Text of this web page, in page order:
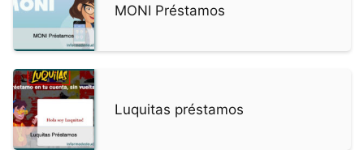
MONI Préstamos
Luquitas préstamos